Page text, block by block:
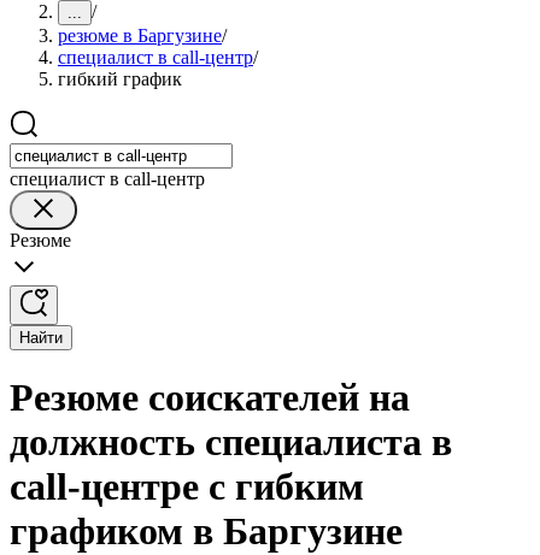
... /
резюме в Баргузине/
специалист в call-центр/
гибкий график
специалист в call-центр
Резюме
Найти
Резюме соискателей на
должность специалиста в
call-центре с гибким
графиком в Баргузине